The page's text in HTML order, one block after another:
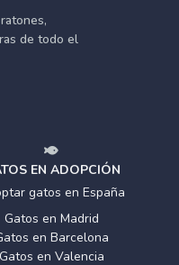
de todo el
EN ADOPCIÓN
gatos en España
Gatos en Madrid
en Barcelona
Gatos en Valencia